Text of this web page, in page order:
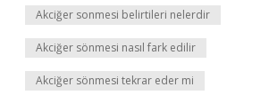
Akciğer sonmesi belirtileri nelerdir
Akciğer sönmesi nasıl fark edilir
Akciğer sönmesi tekrar eder mi